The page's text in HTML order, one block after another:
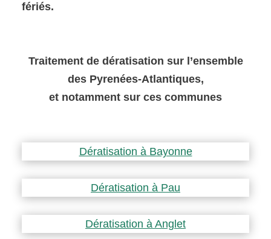
fériés.
Traitement de dératisation sur l’ensemble
des Pyrenées-Atlantiques,
et notamment sur ces communes
Dératisation à Bayonne
Dératisation à Pau
Dératisation à Anglet